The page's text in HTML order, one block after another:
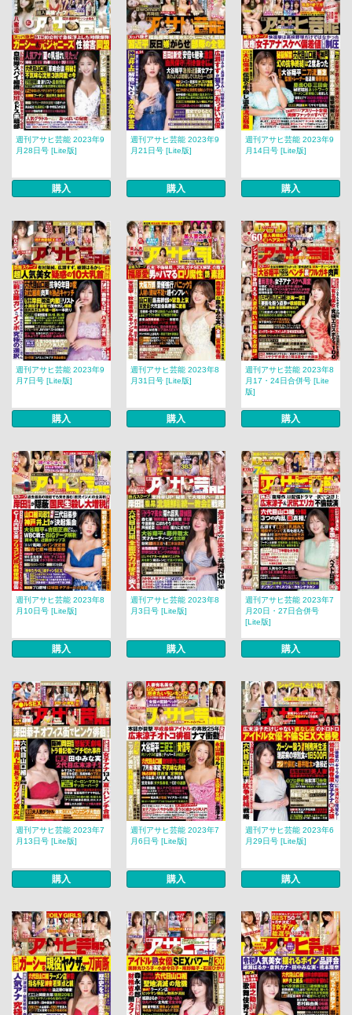
週刊アサヒ芸能 2023年9
月28日号 [Lite版]
購入
週刊アサヒ芸能 2023年9
月21日号 [Lite版]
購入
週刊アサヒ芸能 2023年9
月14日号 [Lite版]
購入
週刊アサヒ芸能 2023年9
月7日号 [Lite版]
購入
週刊アサヒ芸能 2023年8
月31日号 [Lite版]
購入
週刊アサヒ芸能 2023年8
月17・24日合併号 [Lite
版]
購入
週刊アサヒ芸能 2023年8
月10日号 [Lite版]
購入
週刊アサヒ芸能 2023年8
月3日号 [Lite版]
購入
週刊アサヒ芸能 2023年7
月20日・27日合併号
[Lite版]
購入
週刊アサヒ芸能 2023年7
月13日号 [Lite版]
購入
週刊アサヒ芸能 2023年7
月6日号 [Lite版]
購入
週刊アサヒ芸能 2023年6
月29日号 [Lite版]
購入